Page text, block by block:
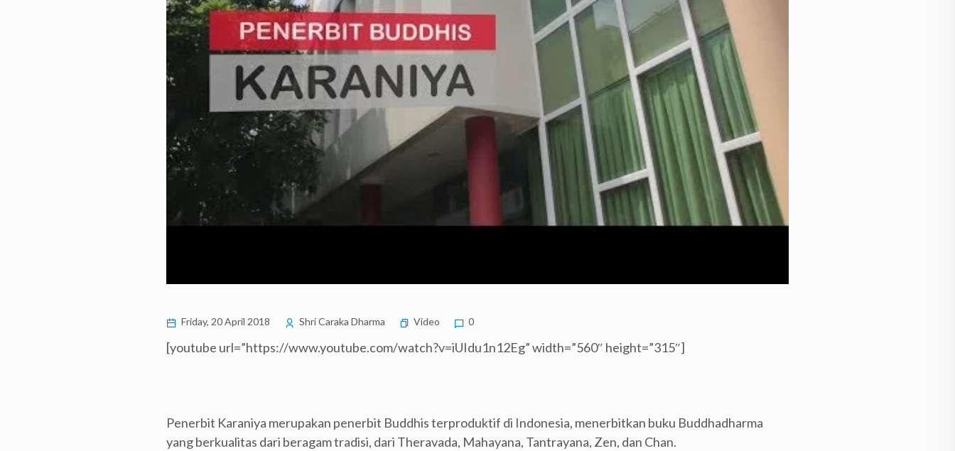
Friday, 20 April 2018 Shri Caraka Dharma Video 0
[youtube url=”https://www.youtube.com/watch?v=iUIdu1n12Eg” width=”560″ height=”315″]
Penerbit Karaniya merupakan penerbit Buddhis terproduktif di Indonesia, menerbitkan buku Buddhadharma
yang berkualitas dari beragam tradisi, dari Theravada, Mahayana, Tantrayana, Zen, dan Chan.